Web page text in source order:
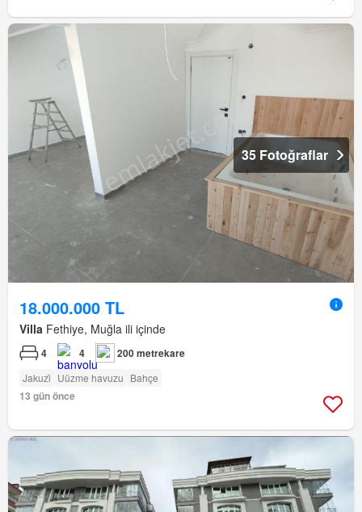
35 Fotoğraflar
18.000.000 TL
Villa Fethiye, Muğla ili içinde
4 4 200 metrekare
Jakuzi̇ Uüzme havuzu Bahçe
13 gün önce